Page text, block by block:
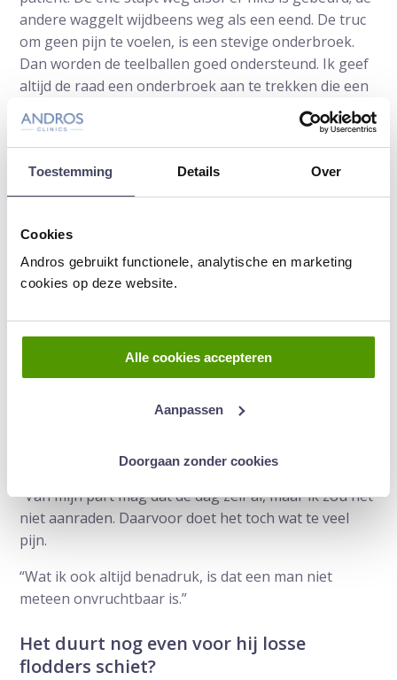
Toestemming Details Over
Cookies
Andros gebruikt functionele, analytische en marketing
cookies op deze website.
Alle cookies accepteren
Aanpassen
Doorgaan zonder cookies
andere waggelt wijdbeens weg als een eend. De truc
om geen pijn te voelen, is een stevige onderbroek.
Dan worden de teelballen goed ondersteund. Ik geef
altijd de raad een onderbroek aan te trekken die een
maat te klein is.
“Een halfuur na mijn ingreep was ik alweer
consultaties aan het doen. De dag erna ben ik zelfs
Zijn er verder nog complicaties?
“Zoals bij elke ingreep, bestaat de kans dat de
wonden gaat infecteren. Daarom raad ik mannen af
altijd. Geen fijn zicht, want een balzak is erg rekbaar
en door een nabloeding kan hij zo groot worden als
Vanaf wanneer kan seks weer?
“Van mijn part mag dat de dag zelf al, maar ik zou het
niet aanraden. Daarvoor doet het toch wat te veel
pijn.
“Wat ik ook altijd benadruk, is dat een man niet
meteen onvruchtbaar is.”
Het duurt nog even voor hij losse
flodders schiet?